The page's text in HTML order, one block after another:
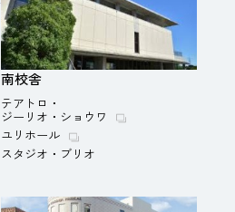
南校舎
テアトロ・
ジーリオ・ショウワ
ユリホール
スタジオ・ブリオ